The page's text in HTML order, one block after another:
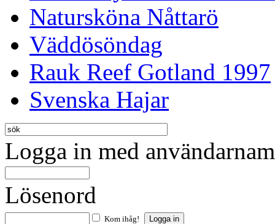
Natursköna Nåttarö
Väddösöndag
Rauk Reef Gotland 1997
Svenska Hajar
Logga in med
Lösenord
Kom ihåg!